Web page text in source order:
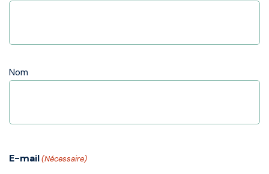
Nom
E-mail(Nécessaire)